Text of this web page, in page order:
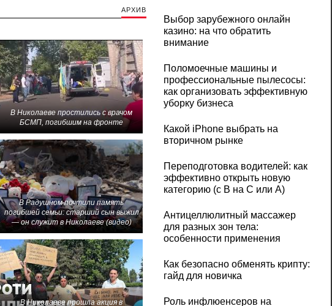
АРХИВ
В Николаеве простились с врачом
БСМП, погибшим на фронте
В Радушном почтили память
погибшей семьи: старший сын выжил
— он служит в Николаеве (видео)
В Николаеве прошла акция в
Выбор зарубежного онлайн
казино: на что обратить
внимание
Поломоечные машины и
профессиональные пылесосы:
как организовать эффективную
уборку бизнеса
Какой iPhone выбрать на
вторичном рынке
Переподготовка водителей: как
эффективно открыть новую
категорию (с B на C или А)
Антицеллюлитный массажер
для разных зон тела:
особенности применения
Как безопасно обменять крипту:
гайд для новичка
Роль инфлюенсеров на